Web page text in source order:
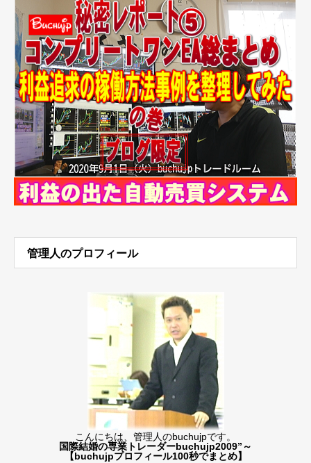
管理人のプロフィール
こんにちは、管理人のbuchujpです。
国際結婚の専業トレーダーbuchujp2009”～
【buchujpプロフィール100秒でまとめ】